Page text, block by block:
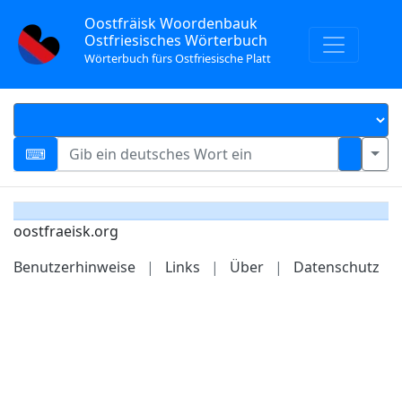
Oostfräisk Woordenbauk
Ostfriesisches Wörterbuch
Wörterbuch fürs Ostfriesische Platt
oostfraeisk.org
Benutzerhinweise
| Links | Über | Datenschutz